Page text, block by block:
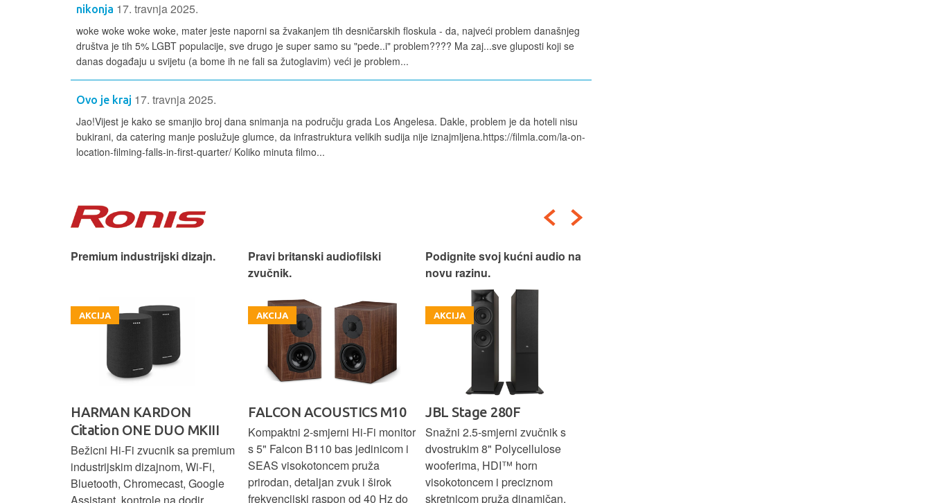
nikonja 17. travnja 2025.
woke woke woke woke, mater jeste naporni sa žvakanjem tih desničarskih floskula - da, najveći problem današnjeg
društva je tih 5% LGBT populacije, sve drugo je super samo su "pede..i" problem???? Ma zaj...sve gluposti koji se
danas događaju u svijetu (a bome ih ne fali sa žutoglavim) veći je problem...
Ovo je kraj 17. travnja 2025.
Jao!Vijest je kako se smanjio broj dana snimanja na području grada Los Angelesa. Dakle, problem je da hoteli nisu
bukirani, da catering manje poslužuje glumce, da infrastruktura velikih sudija nije iznajmljena.https://filmla.com/la-on-
location-filming-falls-in-first-quarter/ Koliko minuta filmo...
Premium industrijski dizajn.
AKCIJA
HARMAN KARDON
Citation ONE DUO MKIII
Bežicni Hi-Fi zvucnik sa premium
industrijskim dizajnom, Wi-Fi,
Bluetooth, Chromecast, Google
Pravi britanski audiofilski
zvučnik.
AKCIJA
FALCON ACOUSTICS M10
Kompaktni 2-smjerni Hi-Fi monitor
s 5" Falcon B110 bas jedinicom i
SEAS visokotoncem pruža
prirodan, detaljan zvuk i širok
frekvencijski raspon od 40 Hz do
Podignite svoj kućni audio na
novu razinu.
AKCIJA
JBL Stage 280F
Snažni 2.5-smjerni zvučnik s
dvostrukim 8" Polycellulose
wooferima, HDI™ horn
visokotoncem i preciznom
skretnicom pruža dinamičan,